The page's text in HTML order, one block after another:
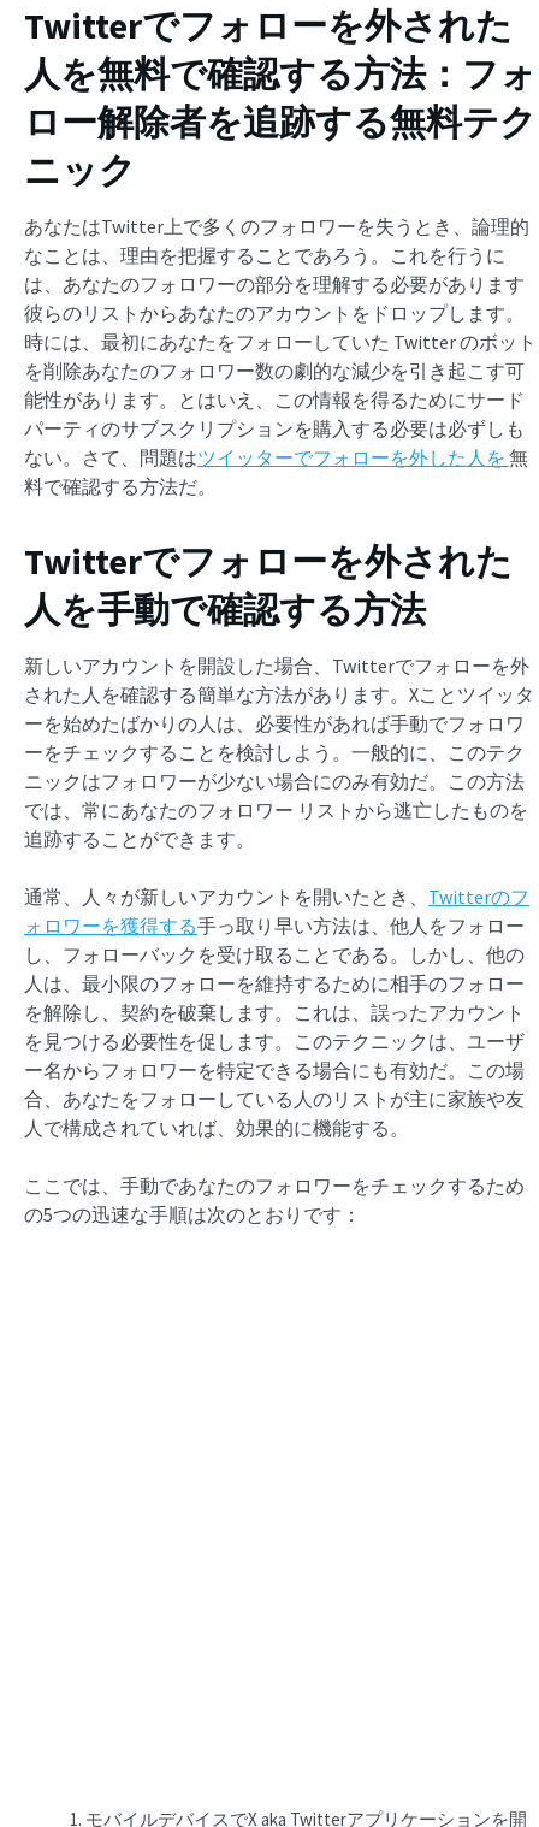
Twitterでフォローを外された
人を無料で確認する方法：フォ
ロー解除者を追跡する無料テク
ニック
あなたはTwitter上で多くのフォロワーを失うとき、論理的
なことは、理由を把握することであろう。これを行うに
は、あなたのフォロワーの部分を理解する必要があります
彼らのリストからあなたのアカウントをドロップします。
時には、最初にあなたをフォローしていた Twitter のボット
を削除あなたのフォロワー数の劇的な減少を引き起こす可
能性があります。とはいえ、この情報を得るためにサード
パーティのサブスクリプションを購入する必要は必ずしも
ない。さて、問題はツイッターでフォローを外した人を 無
料で確認する方法だ。
Twitterでフォローを外された
人を手動で確認する方法
新しいアカウントを開設した場合、Twitterでフォローを外
された人を確認する簡単な方法があります。Xことツイッタ
ーを始めたばかりの人は、必要性があれば手動でフォロワ
ーをチェックすることを検討しよう。一般的に、このテク
ニックはフォロワーが少ない場合にのみ有効だ。この方法
では、常にあなたのフォロワー リストから逃亡したものを
追跡することができます。
通常、人々が新しいアカウントを開いたとき、 Twitterのフ
ォロワーを獲得する手っ取り早い方法は、他人をフォロー
し、フォローバックを受け取ることである。しかし、他の
人は、最小限のフォローを維持するために相手のフォロー
を解除し、契約を破棄します。これは、誤ったアカウント
を見つける必要性を促します。このテクニックは、ユーザ
ー名からフォロワーを特定できる場合にも有効だ。この場
合、あなたをフォローしている人のリストが主に家族や友
人で構成されていれば、効果的に機能する。
ここでは、手動であなたのフォロワーをチェックするため
の5つの迅速な手順は次のとおりです：
モバイルデバイスでX aka Twitterアプリケーションを開